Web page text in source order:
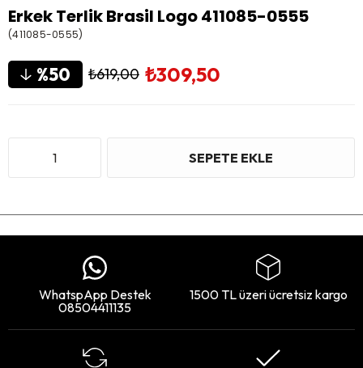
Erkek Terlik Brasil Logo 411085-0555
(411085-0555)
50 ₺619,00 ₺309,50
WhatspApp Destek
08504411135
1500 TL üzeri ücretsiz kargo